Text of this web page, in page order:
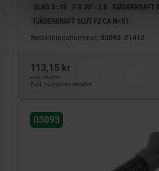
SLAG S=18
F X 30°=2,8
FJÄDERKRAFT SLUT F2 CA N=51
Beställningsnummer: 03093-21412
113,15 kr
exkl. moms
Exkl. leveranskostnader
03093